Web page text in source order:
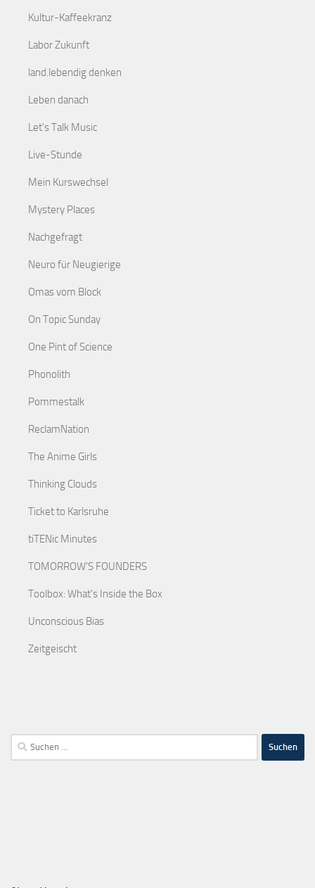
Kultur-Kaffeekranz
Labor Zukunft
land.lebendig denken
Leben danach
Let's Talk Music
Live-Stunde
Mein Kurswechsel
Mystery Places
Nachgefragt
Neuro für Neugierige
Omas vom Block
On Topic Sunday
One Pint of Science
Phonolith
Pommestalk
ReclamNation
The Anime Girls
Thinking Clouds
Ticket to Karlsruhe
tiTENic Minutes
TOMORROW'S FOUNDERS
Toolbox: What's Inside the Box
Unconscious Bias
Zeitgeischt